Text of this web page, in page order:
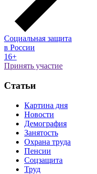
Социальная защита
в России
16+
Принять участие
Статьи
Картина дня
Новости
Демография
Занятость
Охрана труда
Пенсии
Соцзащита
Труд